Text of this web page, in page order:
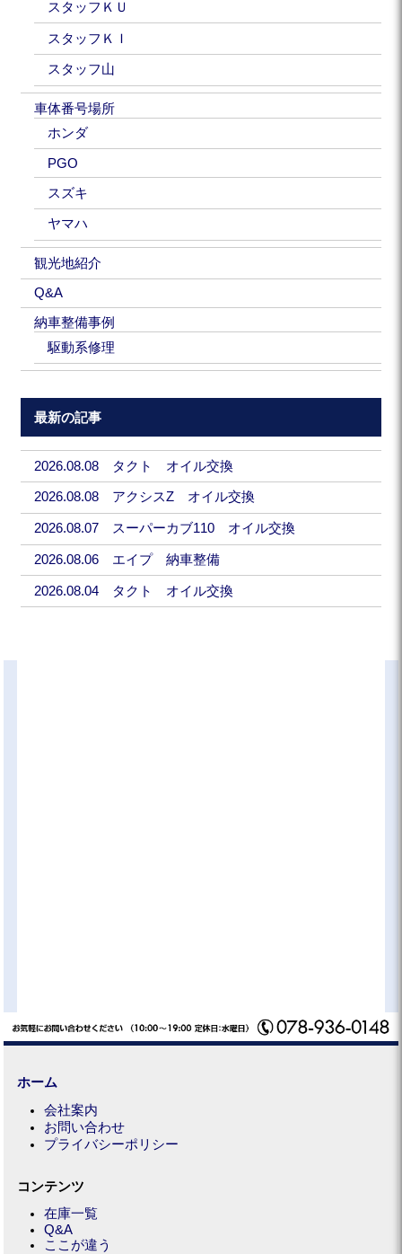
スタッフＫＵ
スタッフＫＩ
スタッフ山
車体番号場所
ホンダ
PGO
スズキ
ヤマハ
観光地紹介
Q&A
納車整備事例
駆動系修理
最新の記事
2026.08.08 タクト オイル交換
2026.08.08 アクシスZ オイル交換
2026.08.07 スーパーカブ110 オイル交換
2026.08.06 エイプ 納車整備
2026.08.04 タクト オイル交換
ホーム
会社案内
お問い合わせ
プライバシーポリシー
コンテンツ
在庫一覧
Q&A
ここが違う